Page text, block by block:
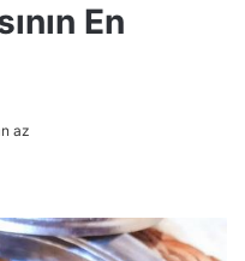
En
az